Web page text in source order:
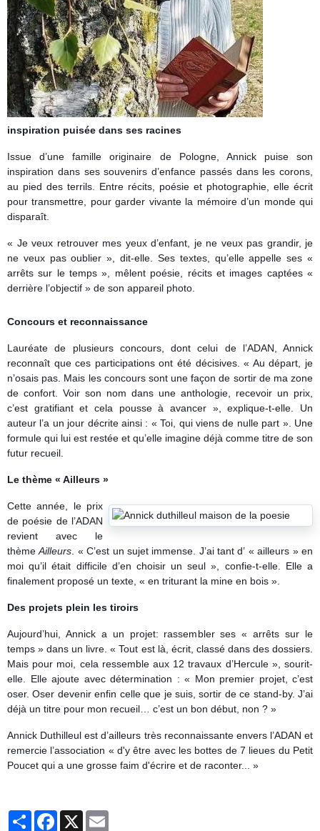
inspiration puisée dans ses racines
Issue d’une famille originaire de Pologne, Annick puise son
inspiration dans ses souvenirs d’enfance passés dans les corons,
au pied des terrils. Entre récits, poésie et photographie, elle écrit
pour transmettre, pour garder vivante la mémoire d’un monde qui
disparaît.
« Je veux retrouver mes yeux d’enfant, je ne veux pas grandir, je
ne veux pas oublier », dit-elle. Ses textes, qu’elle appelle ses «
arrêts sur le temps », mêlent poésie, récits et images captées «
derrière l’objectif » de son appareil photo.
Concours et reconnaissance
Lauréate de plusieurs concours, dont celui de l’ADAN, Annick
reconnaît que ces participations ont été décisives. « Au départ, je
n’osais pas. Mais les concours sont une façon de sortir de ma zone
de confort. Voir son nom dans une anthologie, recevoir un prix,
c’est gratifiant et cela pousse à avancer », explique-t-elle. Un
auteur l’a un jour décrite ainsi : « Toi, qui viens de nulle part ». Une
formule qui lui est restée et qu’elle imagine déjà comme titre de son
futur recueil.
Le thème « Ailleurs »
Cette année, le prix
de poésie de l’ADAN
revient avec le
thèmeAilleurs . « C’est un sujet immense. J’ai tant d’ « ailleurs » en
moi qu’il était difficile d’en choisir un seul », confie-t-elle. Elle a
finalement proposé un texte, « en triturant la mine en bois ».
Des projets plein les tiroirs
Aujourd’hui, Annick a un projet: rassembler ses « arrêts sur le
temps » dans un livre. « Tout est là, écrit, classé dans des dossiers.
Mais pour moi, cela ressemble aux 12 travaux d’Hercule », sourit-
elle. Elle ajoute avec détermination : « Mon premier projet, c’est
oser. Oser devenir enfin celle que je suis, sortir de ce stand-by. J’ai
déjà un titre pour mon recueil… c’est un bon début, non ? »
Annick Duthilleul est d’ailleurs très reconnaissante envers l’ADAN et
remercie l’association « d'y être avec les bottes de 7 lieues du Petit
Poucet qui a une grosse faim d'écrire et de raconter... »
PartagerFacebook
X